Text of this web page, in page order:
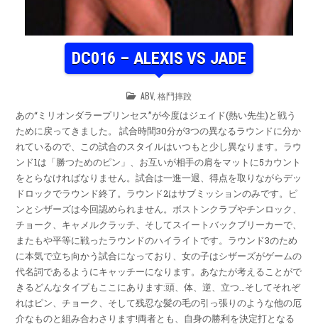
DC016 – ALEXIS VS JADE
POSTED
ABV, 格鬥摔跤
あの“ミリオンダラープリンセス”が今度はジェイド(熱い先生)と戦う
ために戻ってきました。 試合時間30分が3つの異なるラウンドに分か
れているので、この試合のスタイルはいつもと少し異なります。ラウ
ンド1は「勝つためのピン」、お互いが相手の肩をマットに5カウント
をとらなければなりません。試合は一進一退、得点を取りながらデッ
ドロックでラウンド終了。ラウンド2はサブミッションのみです。ピ
ンとシザーズは今回認められません。ボストンクラブやチンロック、
チョーク、キャメルクラッチ、そしてスイートバックブリーカーで、
またもや平等に戦ったラウンドのハイライトです。ラウンド3のため
に本気で立ち向かう試合になっており、女の子はシザーズがゲームの
代名詞であるようにキャッチーになります。あなたが考えることがで
きるどんなタイプもここにあります:頭、体、逆、立つ…そしてそれぞ
れはピン、チョーク、そして残忍な髪の毛の引っ張りのような他の厄
介なものと組み合わさります!両者とも、自身の勝利を決定打となる